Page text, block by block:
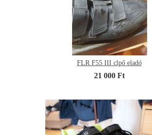
FLR F55 III clpő eladó
21 000 Ft